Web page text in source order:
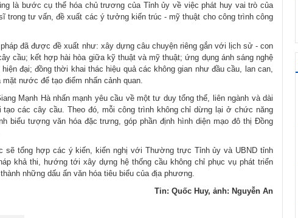
là bước cụ thể hóa chủ trương của Tỉnh ủy về việc phát huy vai trò của
trong tư vấn, đề xuất các ý tưởng kiến trúc - mỹ thuật cho công trình công
đã được đề xuất như: xây dựng câu chuyện riêng gắn với lịch sử - con
cầu; kết hợp hài hòa giữa kỹ thuật và mỹ thuật; ứng dụng ánh sáng nghệ
đại; đồng thời khai thác hiệu quả các không gian như đầu cầu, lan can,
nước để tạo điểm nhấn cảnh quan.
Mạnh Hà nhấn mạnh yêu cầu về một tư duy tổng thể, liên ngành và dài
tạo các cây cầu. Theo đó, mỗi công trình không chỉ dừng lại ở chức năng
biểu tượng văn hóa đặc trưng, góp phần định hình diện mạo đô thị Đồng
sẽ tổng hợp các ý kiến, kiến nghị với Thường trực Tỉnh ủy và UBND tỉnh
khả thi, hướng tới xây dựng hệ thống cầu không chỉ phục vụ phát triển
những dấu ấn văn hóa tiêu biểu của địa phương.
Tin: Quốc Huy, ảnh: Nguyễn An